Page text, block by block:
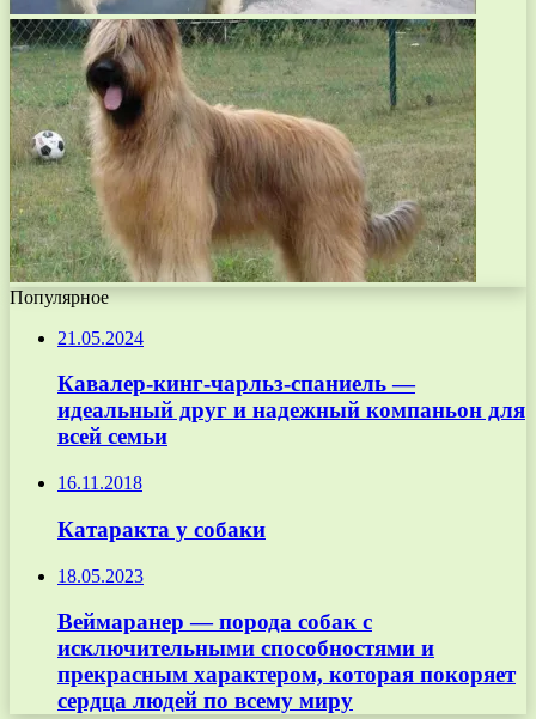
Популярное
21.05.2024
Кавалер-кинг-чарльз-спаниель —
идеальный друг и надежный компаньон для
всей семьи
16.11.2018
Катаракта у собаки
18.05.2023
Веймаранер — порода собак с
исключительными способностями и
прекрасным характером, которая покоряет
сердца людей по всему миру